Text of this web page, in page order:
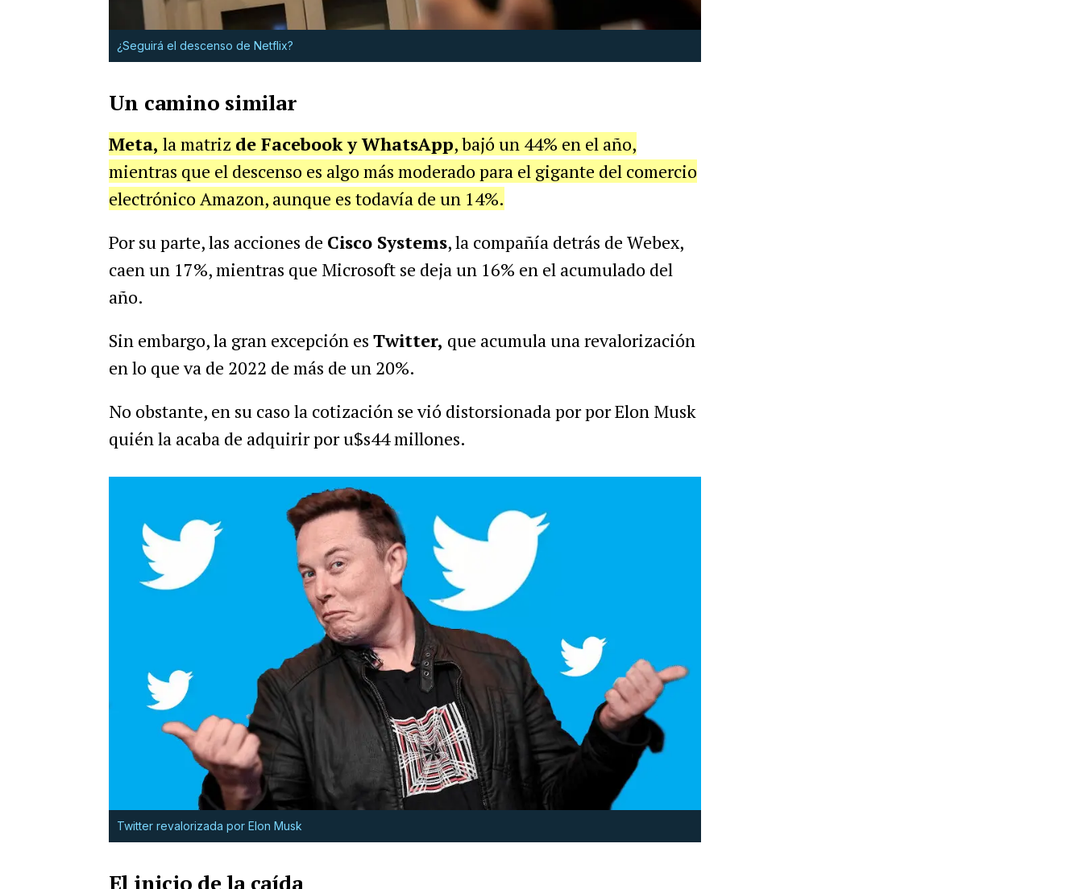
¿Seguirá el descenso de Netflix?
Un camino similar
Meta, la matriz de Facebook y WhatsApp, bajó un 44% en el año,
mientras que el descenso es algo más moderado para el gigante del comercio
electrónico Amazon, aunque es todavía de un 14%.
Por su parte, las acciones de Cisco Systems, la compañía detrás de Webex,
caen un 17%, mientras que Microsoft se deja un 16% en el acumulado del
año.
Sin embargo, la gran excepción es Twitter, que acumula una revalorización
en lo que va de 2022 de más de un 20%.
No obstante, en su caso la cotización se vió distorsionada por por Elon Musk
quién la acaba de adquirir por u$s44 millones.
Twitter revalorizada por Elon Musk
El inicio de la caída